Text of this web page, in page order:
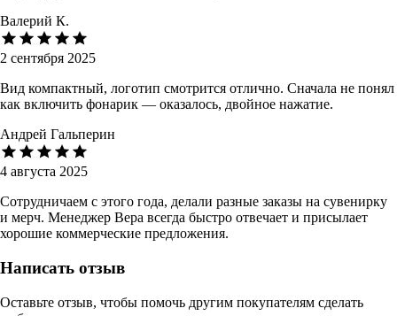
Валерий К.
2 сентября 2025
Вид компактный, логотип смотрится отлично. Сначала не понял
как включить фонарик — оказалось, двойное нажатие.
Андрей Гальперин
4 августа 2025
Сотрудничаем с этого года, делали разные заказы на сувенирку
и мерч. Менеджер Вера всегда быстро отвечает и присылает
хорошие коммерческие предложения.
Написать отзыв
Оставьте отзыв, чтобы помочь другим покупателям сделать